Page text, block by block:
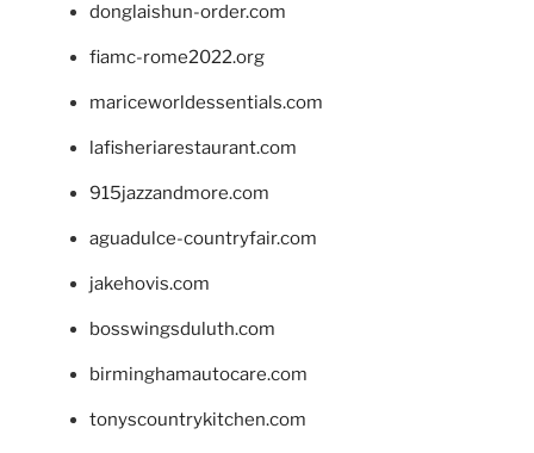
donglaishun-order.com
fiamc-rome2022.org
mariceworldessentials.com
lafisheriarestaurant.com
915jazzandmore.com
aguadulce-countryfair.com
jakehovis.com
bosswingsduluth.com
birminghamautocare.com
tonyscountrykitchen.com